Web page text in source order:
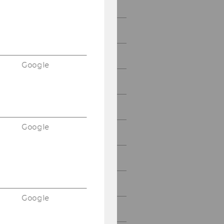
2019
2016
Google
Google
Google